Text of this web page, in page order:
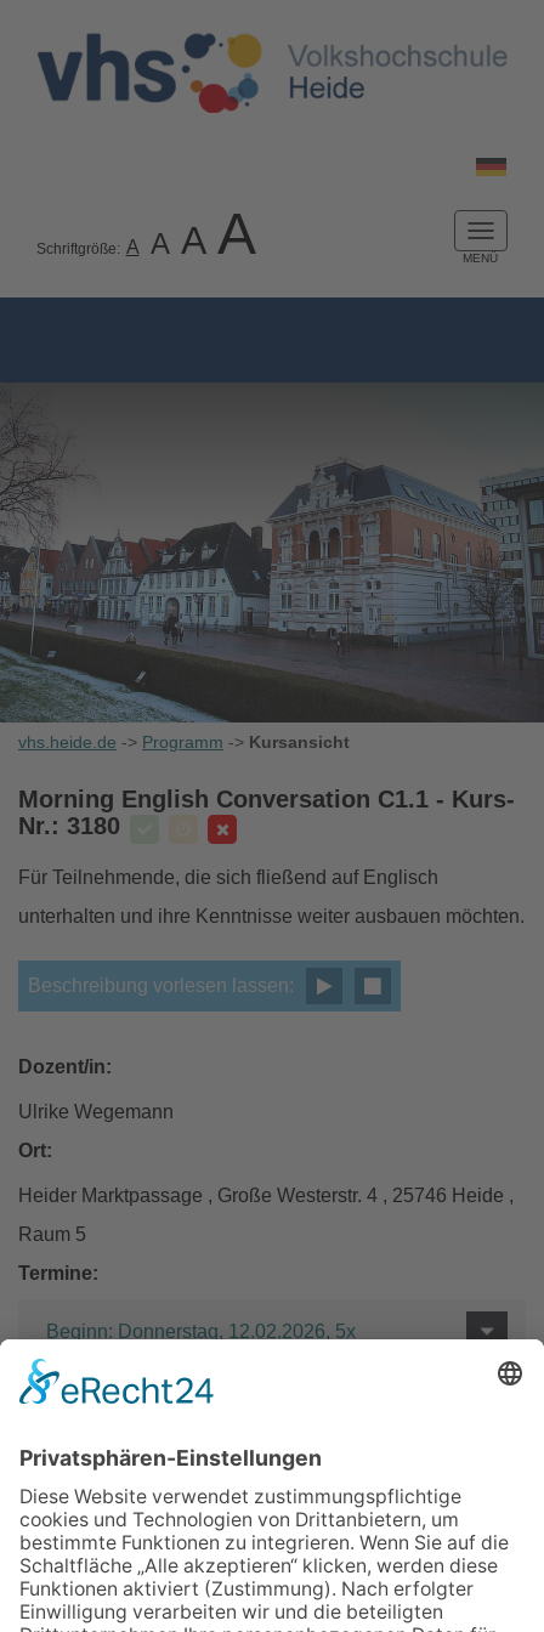
Schriftgröße: A A A A
vhs.heide.de -> Programm -> Kursansicht
Morning English Conversation C1.1 - Kurs-
Nr.: 3180
Für Teilnehmende, die sich fließend auf Englisch
unterhalten und ihre Kenntnisse weiter ausbauen möchten.
Beschreibung vorlesen lassen:
Dozent/in:
Ulrike Wegemann
Ort:
Heider Marktpassage , Große Westerstr. 4 , 25746 Heide ,
Raum 5
Termine:
Beginn: Donnerstag, 12.02.2026, 5x
Zurück